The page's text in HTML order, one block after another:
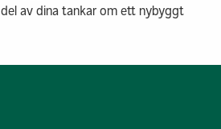
av dina tankar om ett nybyggt